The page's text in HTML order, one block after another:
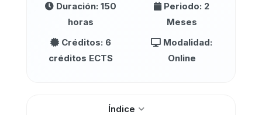
Duración: 150
horas
Periodo: 2
Meses
Créditos: 6
créditos ECTS
Modalidad:
Online
Índice